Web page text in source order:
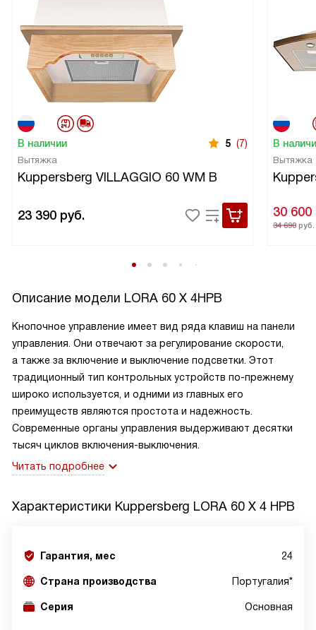
В наличии 5 (7)
Вытяжка
Kuppersberg VILLAGGIO 60 WM B
23 390 руб.
В
Вытяжка
30 600
34 690руб.
Описание модели LORA 60 X 4HPB
Кнопочное управление имеет вид ряда клавиш на панели
управления. Они отвечают за регулирование скорости,
а также за включение и выключение подсветки. Этот
традиционный тип контрольных устройств по-прежнему
широко используется, и одними из главных его
преимуществ являются простота и надежность.
Современные органы управления выдерживают десятки
тысяч циклов включения-выключения.
Читать подробнее
Характеристики Kuppersberg LORA 60 X 4 HPB
Гарантия, мес 24
Страна производства Португалия*
Серия Основная